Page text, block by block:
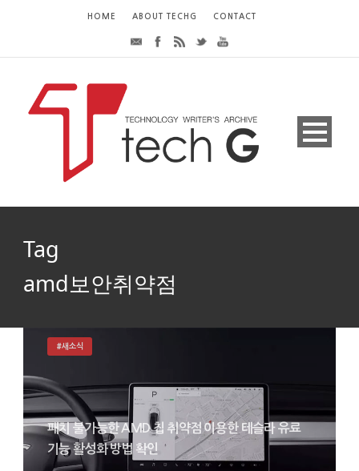
HOME ABOUT TECHG CONTACT
Tag
amd보안취약점
패치 불가능한 AMD 칩 취약점 이용한 테슬라 유료
기능 활성화 방법 확인
#새소식